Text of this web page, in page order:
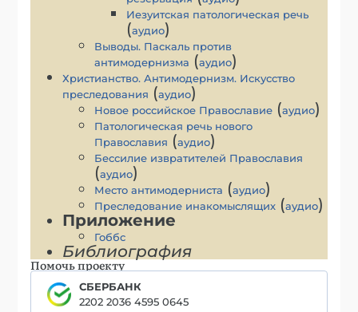
Иезуитская патологическая речь
(аудио)
Выводы. Паскаль против
антимодернизма (аудио)
Христианство. Антимодернизм. Искусство
преследования (аудио)
Новое российское Православие (аудио)
Патологическая речь нового
Православия (аудио)
Бессилие извратителей Православия
(аудио)
Место антимодерниста (аудио)
Преследование инакомыслящих (аудио)
Приложение
Гоббс
Библиография
Помочь проекту
СБЕРБАНК
2202 2036 4595 0645